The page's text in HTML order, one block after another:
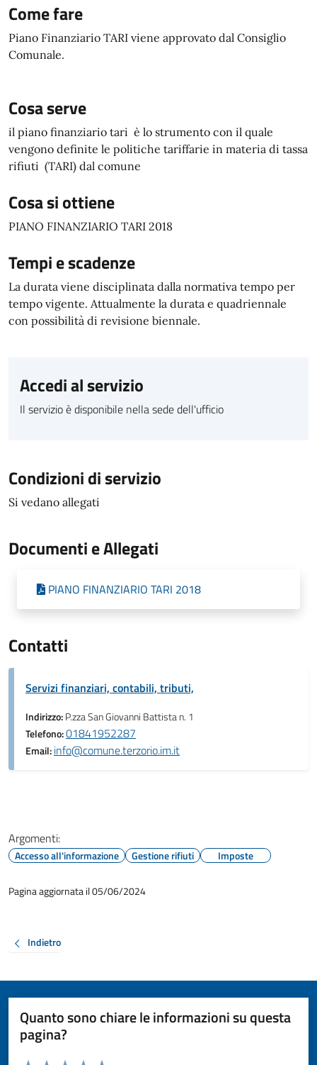
Come fare
Piano Finanziario TARI viene approvato dal Consiglio
Comunale.
Cosa serve
il piano finanziario tari è lo strumento con il quale
vengono definite le politiche tariffarie in materia di tassa
rifiuti (TARI) dal comune
Cosa si ottiene
PIANO FINANZIARIO TARI 2018
Tempi e scadenze
La durata viene disciplinata dalla normativa tempo per
tempo vigente. Attualmente la durata e quadriennale
con possibilità di revisione biennale.
Accedi al servizio
Il servizio è disponibile nella sede dell'ufficio
Condizioni di servizio
Si vedano allegati
Documenti e Allegati
PIANO FINANZIARIO TARI 2018
Contatti
Servizi finanziari, contabili, tributi,
Indirizzo:P.zza San Giovanni Battista n. 1
Telefono:01841952287
Email:info@comune.terzorio.im.it
Argomenti:
Accesso all'informazione Gestione rifiuti Imposte
Pagina aggiornata il 05/06/2024
Indietro
Quanto sono chiare le informazioni su questa
pagina?